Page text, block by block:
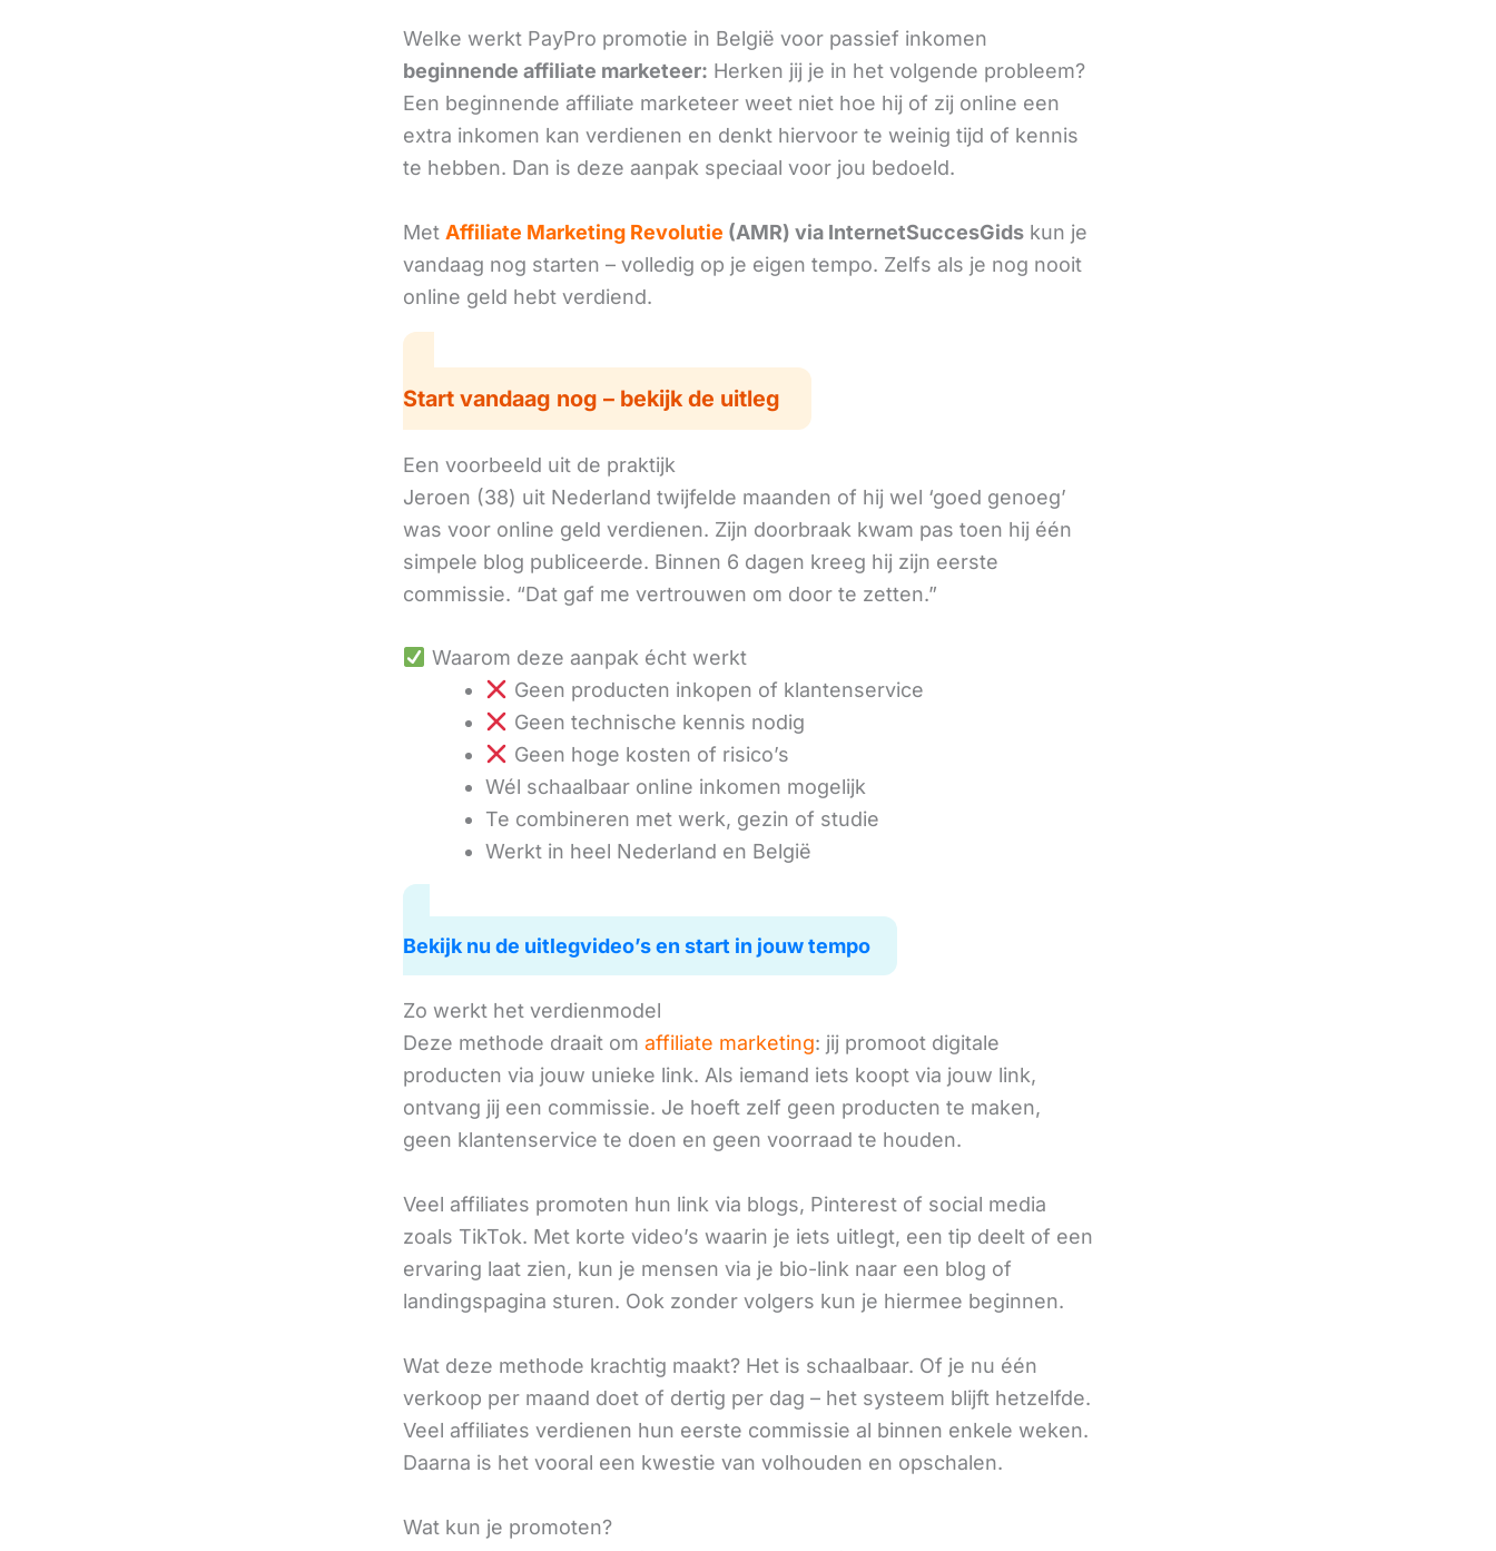
Welke werkt PayPro promotie in België voor passief inkomen
beginnende affiliate marketeer: Herken jij je in het volgende probleem?
Een beginnende affiliate marketeer weet niet hoe hij of zij online een
extra inkomen kan verdienen en denkt hiervoor te weinig tijd of kennis
te hebben. Dan is deze aanpak speciaal voor jou bedoeld.
Met Affiliate Marketing Revolutie (AMR) via InternetSuccesGids kun je
vandaag nog starten – volledig op je eigen tempo. Zelfs als je nog nooit
online geld hebt verdiend.
Start vandaag nog – bekijk de uitleg
Een voorbeeld uit de praktijk
Jeroen (38) uit Nederland twijfelde maanden of hij wel ‘goed genoeg’
was voor online geld verdienen. Zijn doorbraak kwam pas toen hij één
simpele blog publiceerde. Binnen 6 dagen kreeg hij zijn eerste
commissie. “Dat gaf me vertrouwen om door te zetten.”
Waarom deze aanpak écht werkt
Geen producten inkopen of klantenservice
Geen technische kennis nodig
Geen hoge kosten of risico’s
Wél schaalbaar online inkomen mogelijk
Te combineren met werk, gezin of studie
Werkt in heel Nederland en België
Bekijk nu de uitlegvideo’s en start in jouw tempo
Zo werkt het verdienmodel
Deze methode draait om affiliate marketing: jij promoot digitale
producten via jouw unieke link. Als iemand iets koopt via jouw link,
ontvang jij een commissie. Je hoeft zelf geen producten te maken,
geen klantenservice te doen en geen voorraad te houden.
Veel affiliates promoten hun link via blogs, Pinterest of social media
zoals TikTok. Met korte video’s waarin je iets uitlegt, een tip deelt of een
ervaring laat zien, kun je mensen via je bio-link naar een blog of
landingspagina sturen. Ook zonder volgers kun je hiermee beginnen.
Wat deze methode krachtig maakt? Het is schaalbaar. Of je nu één
verkoop per maand doet of dertig per dag – het systeem blijft hetzelfde.
Veel affiliates verdienen hun eerste commissie al binnen enkele weken.
Daarna is het vooral een kwestie van volhouden en opschalen.
Wat kun je promoten?